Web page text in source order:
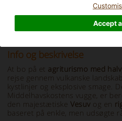
Accept
Info og beskrivelse
At bo på et agriturismo med
rejse gennem vulkanske
kystlinjer og eksplosive smage.
Middelhavskostens vugge, er
den majestætiske Vesuv og en
baseret på enkle, men udsøgte